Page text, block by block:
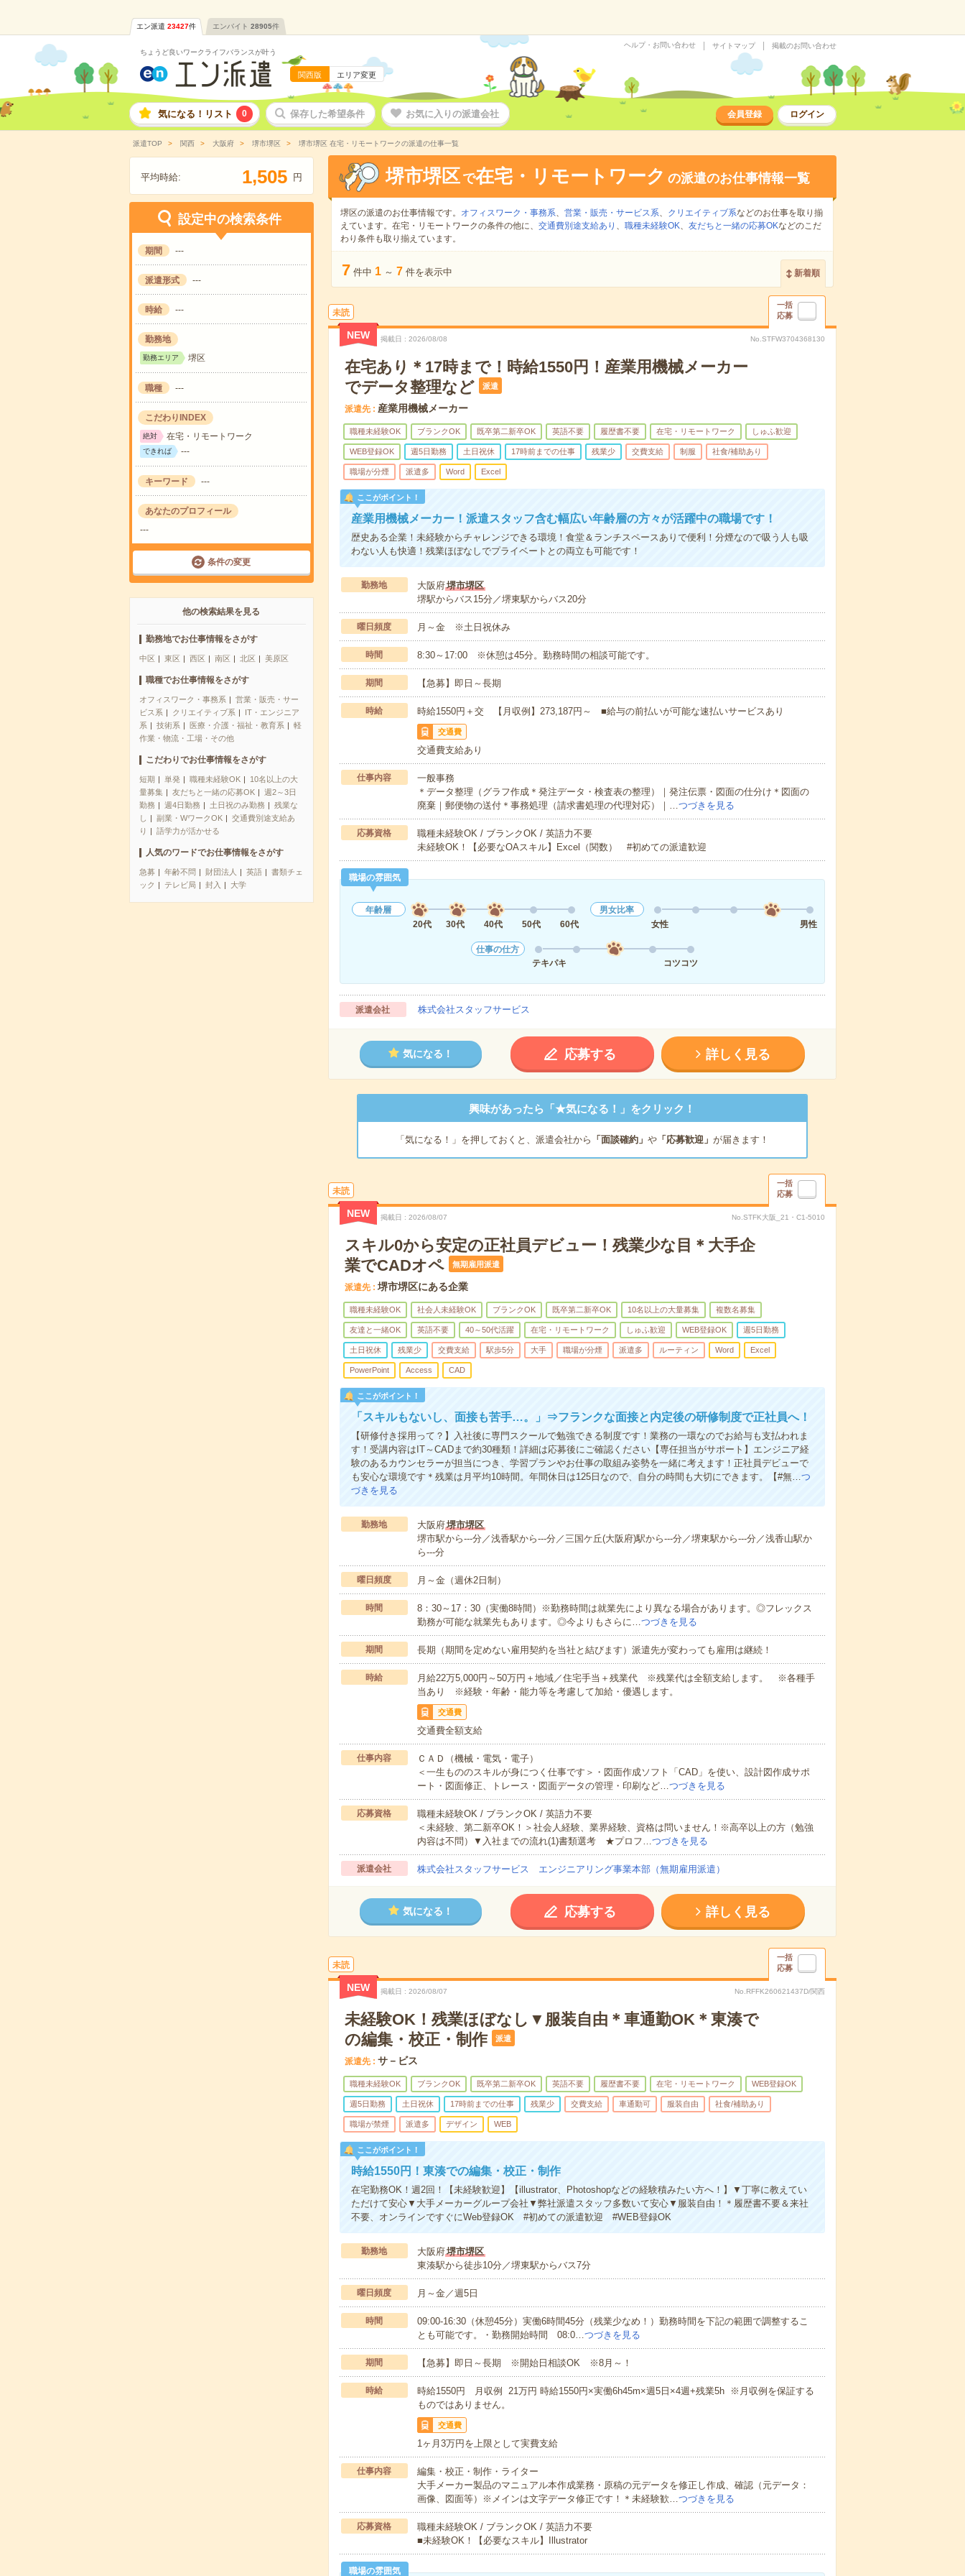
エン派遣 23427件 エンバイト 28905件
ちょうど良いワークライフバランスが叶う
関西版 エリア変更
ヘルプ・お問い合わせ サイトマップ 掲載のお問い合わせ
気になる！リスト 0 保存した希望条件 お気に入りの派遣会社 会員登録 ログイン
派遣TOP 関西 大阪府 堺市堺区 堺市堺区 在宅・リモートワークの派遣の仕事一覧
平均時給: 1,505 円
設定中の検索条件
期間 ---
派遣形式 ---
時給 ---
勤務地
勤務エリア 堺区
職種 ---
こだわりINDEX
絶対 在宅・リモートワーク
できれば ---
キーワード ---
あなたのプロフィール
---
条件の変更
他の検索結果を見る
勤務地でお仕事情報をさがす
中区 東区 西区 南区 北区 美原区
職種でお仕事情報をさがす
オフィスワーク・事務系
営業・販売・サー
ビス系
クリエイティブ系
IT・エンジニア
系
技術系 医療・介護・福祉・教育系
軽
作業・物流・工場・その他
こだわりでお仕事情報をさがす
短期 単発 職種未経験OK
10名以上の大
量募集
友だちと一緒の応募OK
週2～3日
勤務
週4日勤務 土日祝のみ勤務
残業な
し
副業・WワークOK
交通費別途支給あ
り
語学力が活かせる
人気のワードでお仕事情報をさがす
急募 年齢不問 財団法人 英語
書類チェ
ック
テレビ局 封入 大学
堺市堺区 で在宅・リモートワーク の派遣のお仕事情報一覧
堺区の派遣のお仕事情報です。 オフィスワーク・事務系、 営業・販売・サービス系、 クリエイティブ系などのお仕事を取り揃
えています。在宅・リモートワークの条件の他に、 交通費別途支給あり 、 職種未経験OK、 友だちと一緒の応募OKなどのこだ
わり条件も取り揃えています。
7 件中 1 ～ 7 件を表示中 新着順
未読
一括
応募
NEW 掲載日 2026/08/08 No.STFW3704368130
在宅あり＊17時まで！時給1550円！産業用機械メーカー
でデータ整理など
派遣
派遣先 産業用機械メーカー
職種未経験OK ブランクOK 既卒第二新卒OK 英語不要 履歴書不要 在宅・リモートワーク しゅふ歓迎
WEB登録OK 週5日勤務 土日祝休 17時前までの仕事 残業少 交費支給 制服 社食/補助あり
職場が分煙 派遣多 Word Excel
ここがポイント！
産業用機械メーカー！派遣スタッフ含む幅広い年齢層の方々が活躍中の職場です！
歴史ある企業！未経験からチャレンジできる環境！食堂＆ランチスペースありで便利！分煙なので吸う人も吸
わない人も快適！残業ほぼなしでプライベートとの両立も可能です！
勤務地 大阪府堺市堺区
堺駅からバス15分／堺東駅からバス20分
曜日頻度 月～金 ※土日祝休み
時間 8:30～17:00 ※休憩は45分。勤務時間の相談可能です。
期間 【急募】即日～長期
時給 時給1550円＋交 【月収例】273,187円～ ■給与の前払いが可能な速払いサービスあり
交通費
交通費支給あり
仕事内容
一般事務
＊データ整理（グラフ作成＊発注データ・検査表の整理）｜発注伝票・図面の仕分け＊図面の
廃棄｜郵便物の送付＊事務処理（請求書処理の代理対応）｜…つづきを見る
応募資格
職種未経験OK / ブランクOK / 英語力不要
未経験OK！【必要なOAスキル】Excel（関数） #初めての派遣歓迎
職場の雰囲気
年齢層
20代
30代 40代 50代 60代
男女比率
女性
男性
仕事の仕方
テキパキ
コツコツ
派遣会社 株式会社スタッフサービス
気になる！ 応募する 詳しく見る
興味があったら「★気になる！」をクリック！
「気になる！」を押しておくと、派遣会社から 「面談確約」 や「応募歓迎」 が届きます！
未読
一括
応募
NEW 掲載日 2026/08/07 No.STFK大阪_21・C1-5010
スキル0から安定の正社員デビュー！残業少な目＊大手企
業でCADオペ
無期雇用派遣
派遣先 堺市堺区にある企業
職種未経験OK 社会人未経験OK ブランクOK 既卒第二新卒OK 10名以上の大量募集 複数名募集
友達と一緒OK 英語不要 40～50代活躍 在宅・リモートワーク しゅふ歓迎 WEB登録OK 週5日勤務
土日祝休 残業少 交費支給 駅歩5分 大手 職場が分煙 派遣多 ルーティン Word Excel
PowerPoint Access CAD
ここがポイント！
「スキルもないし、面接も苦手…。」⇒フランクな面接と内定後の研修制度で正社員へ！
【研修付き採用って？】入社後に専門スクールで勉強できる制度です！業務の一環なのでお給与も支払われま
す！受講内容はIT～CADまで約30種類！詳細は応募後にご確認ください【専任担当がサポート】エンジニア経
験のあるカウンセラーが担当につき、学習プランやお仕事の取組み姿勢を一緒に考えます！正社員デビューで
も安心な環境です＊残業は月平均10時間。年間休日は125日なので、自分の時間も大切にできます。【#無…つ
づきを見る
勤務地 大阪府堺市堺区
堺市駅から---分／浅香駅から---分／三国ケ丘(大阪府)駅から---分／堺東駅から---分／浅香山駅か
ら---分
曜日頻度 月～金（週休2日制）
時間
8：30～17：30（実働8時間）※勤務時間は就業先により異なる場合があります。◎フレックス
勤務が可能な就業先もあります。◎今よりもさらに…つづきを見る
期間 長期（期間を定めない雇用契約を当社と結びます）派遣先が変わっても雇用は継続！
時給
月給22万5,000円～50万円＋地域／住宅手当＋残業代 ※残業代は全額支給します。 ※各種手
当あり ※経験・年齢・能力等を考慮して加給・優遇します。
交通費
交通費全額支給
仕事内容
ＣＡＤ（機械・電気・電子）
＜一生もののスキルが身につく仕事です＞・図面作成ソフト「CAD」を使い、設計図作成サポ
ート・図面修正、トレース・図面データの管理・印刷など…つづきを見る
応募資格
職種未経験OK / ブランクOK / 英語力不要
＜未経験、第二新卒OK！＞社会人経験、業界経験、資格は問いません！※高卒以上の方（勉強
内容は不問）▼入社までの流れ(1)書類選考 ★プロフ…つづきを見る
派遣会社 株式会社スタッフサービス エンジニアリング事業本部（無期雇用派遣）
気になる！ 応募する 詳しく見る
未読
一括
応募
NEW 掲載日 2026/08/07 No.RFFK260621437D/関西
未経験OK！残業ほぼなし▼服装自由＊車通勤OK＊東湊で
の編集・校正・制作
派遣
派遣先 サ－ビス
職種未経験OK ブランクOK 既卒第二新卒OK 英語不要 履歴書不要 在宅・リモートワーク WEB登録OK
週5日勤務 土日祝休 17時前までの仕事 残業少 交費支給 車通勤可 服装自由 社食/補助あり
職場が禁煙 派遣多 デザイン WEB
ここがポイント！
時給1550円！東湊での編集・校正・制作
在宅勤務OK！週2回！【未経験歓迎】【illustrator、Photoshopなどの経験積みたい方へ！】▼丁寧に教えてい
ただけて安心▼大手メーカーグループ会社▼弊社派遣スタッフ多数いて安心▼服装自由！＊履歴書不要＆来社
不要、オンラインですぐにWeb登録OK #初めての派遣歓迎 #WEB登録OK
勤務地 大阪府堺市堺区
東湊駅から徒歩10分／堺東駅からバス7分
曜日頻度 月～金／週5日
時間
09:00-16:30（休憩45分）実働6時間45分（残業少なめ！）勤務時間を下記の範囲で調整するこ
とも可能です。・勤務開始時間 08:0…つづきを見る
期間 【急募】即日～長期 ※開始日相談OK ※8月～！
時給
時給1550円 月収例 21万円 時給1550円×実働6h45m×週5日×4週+残業5h ※月収例を保証する
ものではありません。
交通費
1ヶ月3万円を上限として実費支給
仕事内容
編集・校正・制作・ライター
大手メーカー製品のマニュアル本作成業務・原稿の元データを修正し作成、確認（元データ：
画像、図面等）※メインは文字データ修正です！＊未経験歓…つづきを見る
応募資格
職種未経験OK / ブランクOK / 英語力不要
■未経験OK！【必要なスキル】Illustrator
職場の雰囲気